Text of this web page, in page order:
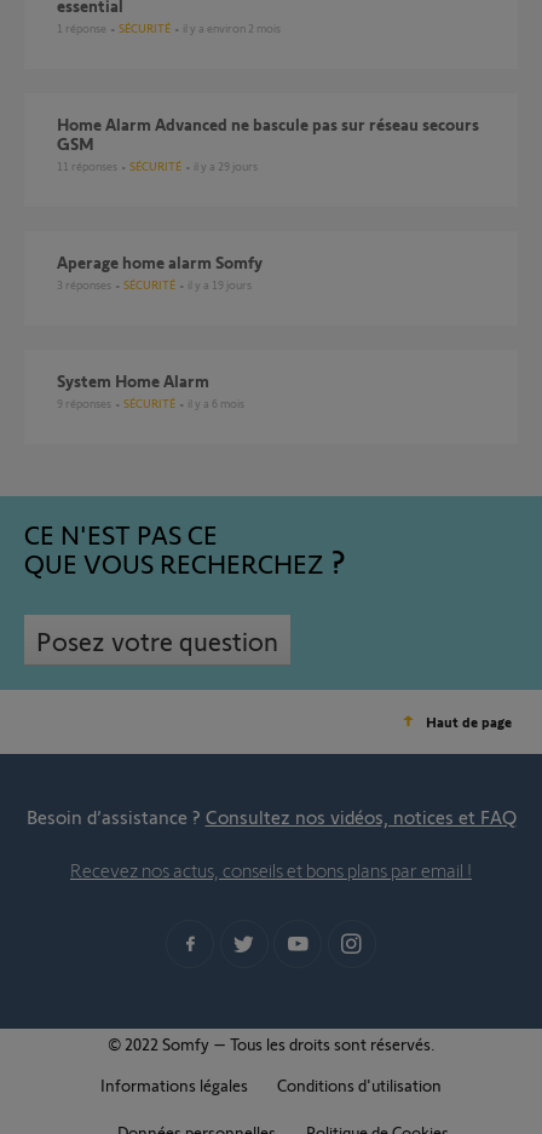
essential
1 réponse SÉCURITÉ il y a environ 2 mois
Home Alarm Advanced ne bascule pas sur réseau secours
GSM
11 réponses SÉCURITÉ il y a 29 jours
Aperage home alarm Somfy
3 réponses SÉCURITÉ il y a 19 jours
System Home Alarm
9 réponses SÉCURITÉ il y a 6 mois
CE N'EST PAS CE
QUE VOUS RECHERCHEZ
Posez votre question
Haut de page
Besoin d’assistance ? Consultez nos vidéos, notices et FAQ
Recevez nos actus, conseils et bons plans par email !
© 2022 Somfy – Tous les droits sont réservés.
Informations légales
Conditions d'utilisation